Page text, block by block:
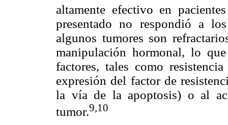
altamente efectivo en
presentado no respondió a
algunos tumores son
manipulación hormonal, lo
factores, tales como
expresión del factor de
la vía de la apoptosis) o al
tumor.9,10